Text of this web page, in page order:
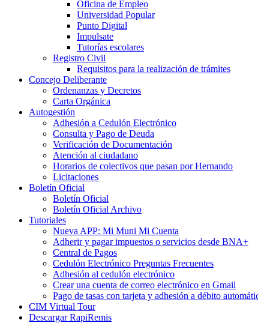
Oficina de Empleo
Universidad Popular
Punto Digital
Impulsate
Tutorías escolares
Registro Civil
Requisitos para la realización de trámites
Concejo Deliberante
Ordenanzas y Decretos
Carta Orgánica
Autogestión
Adhesión a Cedulón Electrónico
Consulta y Pago de Deuda
Verificación de Documentación
Atención al ciudadano
Horarios de colectivos que pasan por Hernando
Licitaciones
Boletín Oficial
Boletín Oficial
Boletín Oficial Archivo
Tutoriales
Nueva APP: Mi Muni Mi Cuenta
Adherir y pagar impuestos o servicios desde BNA+
Central de Pagos
Cedulón Electrónico Preguntas Frecuentes
Adhesión al cedulón electrónico
Crear una cuenta de correo electrónico en Gmail
Pago de tasas con tarjeta y adhesión a débito
CIM Virtual Tour
Descargar RapiRemis